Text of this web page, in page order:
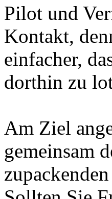
Pilot und
Kontakt,
einfacher,
dorthin zu
Am Ziel
gemeinsam